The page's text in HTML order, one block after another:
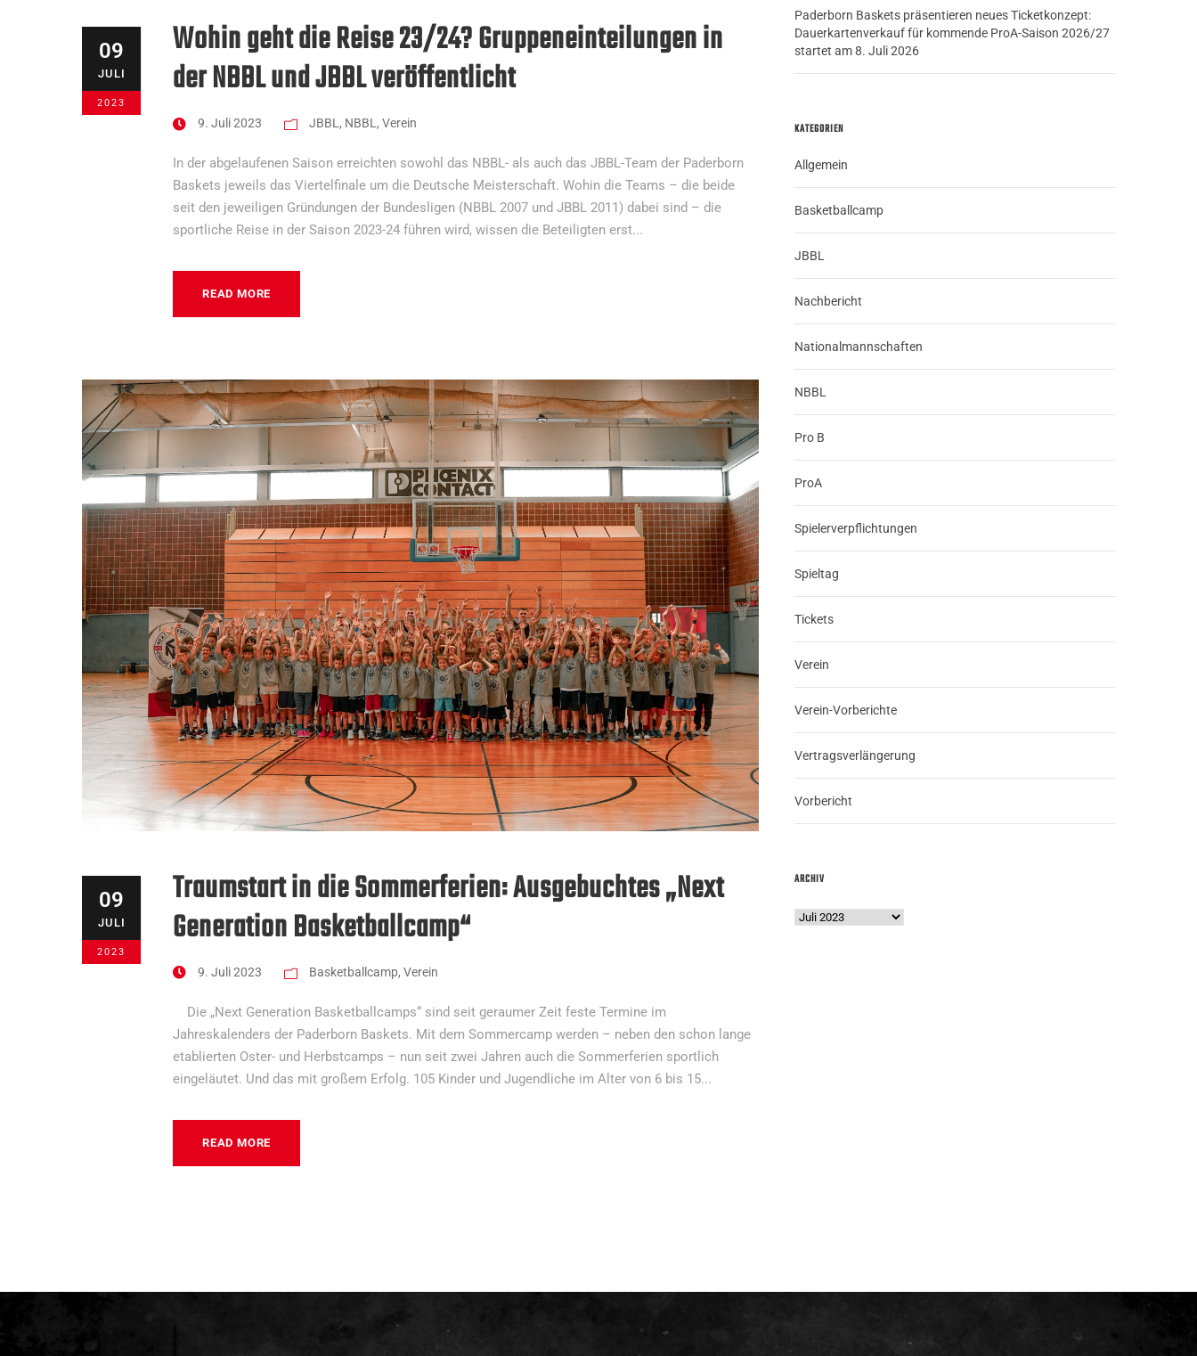
09
JULI
2023
Wohin geht die Reise 23/24? Gruppeneinteilungen in
der NBBL und JBBL veröffentlicht
9. Juli 2023 JBBL , NBBL , Verein
In der abgelaufenen Saison erreichten sowohl das NBBL- als auch das JBBL-Team der Paderborn
Baskets jeweils das Viertelfinale um die Deutsche Meisterschaft. Wohin die Teams – die beide
seit den jeweiligen Gründungen der Bundesligen (NBBL 2007 und JBBL 2011) dabei sind – die
sportliche Reise in der Saison 2023-24 führen wird, wissen die Beteiligten erst...
READ MORE
09
JULI
2023
Traumstart in die Sommerferien: Ausgebuchtes „Next
Generation Basketballcamp“
9. Juli 2023 Basketballcamp, Verein
Die „Next Generation Basketballcamps“ sind seit geraumer Zeit feste Termine im
Jahreskalenders der Paderborn Baskets. Mit dem Sommercamp werden – neben den schon lange
etablierten Oster- und Herbstcamps – nun seit zwei Jahren auch die Sommerferien sportlich
eingeläutet. Und das mit großem Erfolg. 105 Kinder und Jugendliche im Alter von 6 bis 15...
READ MORE
Paderborn Baskets präsentieren neues Ticketkonzept:
Dauerkartenverkauf für kommende ProA-Saison 2026/27
startet am 8. Juli 2026
KATEGORIEN
Allgemein
Basketballcamp
JBBL
Nachbericht
Nationalmannschaften
NBBL
Pro B
ProA
Spielerverpflichtungen
Spieltag
Tickets
Verein
Verein-Vorberichte
Vertragsverlängerung
Vorbericht
ARCHIV